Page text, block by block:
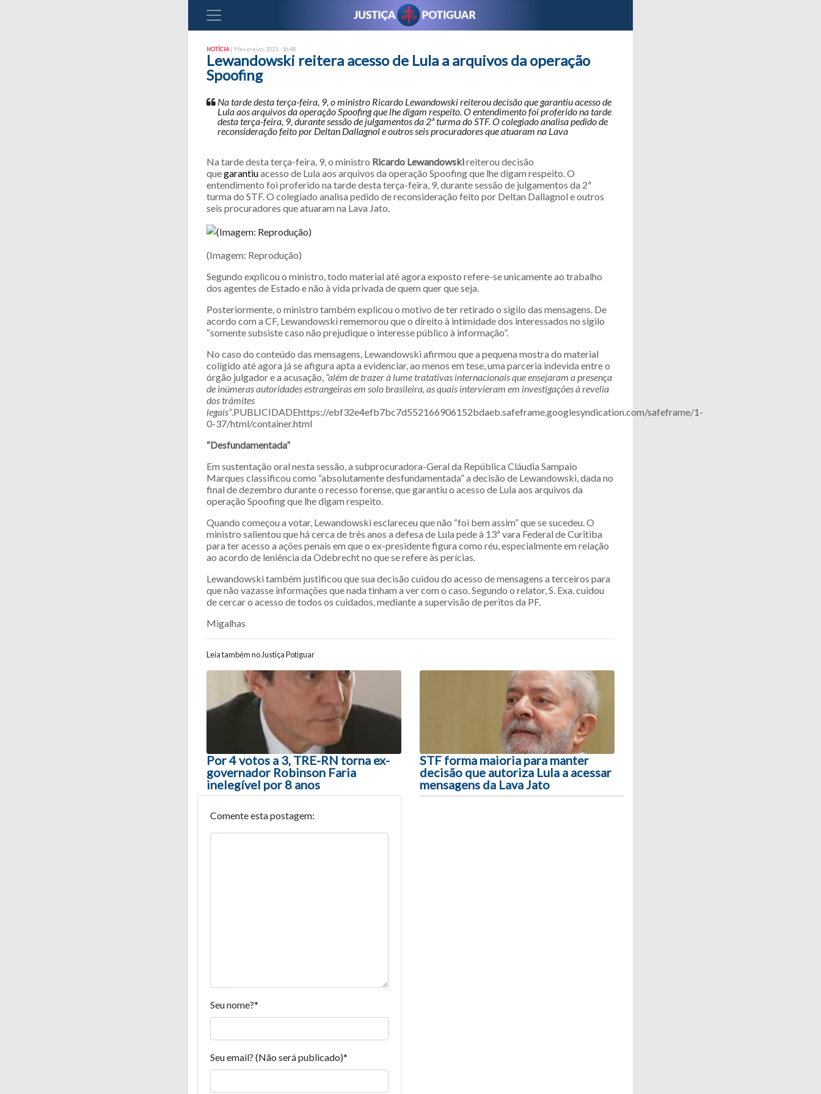
NOTÍCIA | 9 fevereiro, 2021 - 16:48
Lewandowski reitera acesso de Lula a arquivos da operação
Spoofing
Na tarde desta terça-feira, 9, o ministro Ricardo Lewandowski reiterou decisão que garantiu acesso de
Lula aos arquivos da operação Spoofing que lhe digam respeito. O entendimento foi proferido na tarde
desta terça-feira, 9, durante sessão de julgamentos da 2ª turma do STF. O colegiado analisa pedido de
reconsideração feito por Deltan Dallagnol e outros seis procuradores que atuaram na Lava
Na tarde desta terça-feira, 9, o ministro Ricardo Lewandowskireiterou decisão
quegarantiuacesso de Lula aos arquivos da operação Spoofing que lhe digam respeito. O
entendimento foi proferido na tarde desta terça-feira, 9, durante sessão de julgamentos da 2ª
turma do STF. O colegiado analisa pedido de reconsideração feito por Deltan Dallagnol e outros
seis procuradores que atuaram na Lava Jato.
(Imagem: Reprodução)
Segundo explicou o ministro, todo material até agora exposto refere-se unicamente ao trabalho
dos agentes de Estado e não à vida privada de quem quer que seja.
Posteriormente, o ministro também explicou o motivo de ter retirado o sigilo das mensagens. De
acordo com a CF, Lewandowski rememorou que o direito à intimidade dos interessados no sigilo
“somente subsiste caso não prejudique o interesse público à informação”.
No caso do conteúdo das mensagens, Lewandowski afirmou que a pequena mostra do material
coligido até agora já se afigura apta a evidenciar, ao menos em tese, uma parceria indevida entre o
órgão julgador e a acusação, “além de trazer à lume tratativas internacionais que ensejaram a presença
de inúmeras autoridades estrangeiras em solo brasileira, as quais intervieram em investigações à revelia
dos trâmites
legais”.PUBLICIDADEhttps://ebf32e4efb7bc7d552166906152bdaeb.safeframe.googlesyndication.com/safeframe/1-
0-37/html/container.html
“Desfundamentada”
Em sustentação oral nesta sessão, a subprocuradora-Geral da República Cláudia Sampaio
Marques classificou como “absolutamente desfundamentada” a decisão de Lewandowski, dada no
final de dezembro durante o recesso forense, que garantiu o acesso de Lula aos arquivos da
operação Spoofing que lhe digam respeito.
Quando começou a votar, Lewandowski esclareceu que não “foi bem assim” que se sucedeu. O
ministro salientou que há cerca de três anos a defesa de Lula pede à 13ª vara Federal de Curitiba
para ter acesso a ações penais em que o ex-presidente figura como réu, especialmente em relação
ao acordo de leniência da Odebrecht no que se refere às perícias.
Lewandowski também justificou que sua decisão cuidou do acesso de mensagens a terceiros para
que não vazasse informações que nada tinham a ver com o caso. Segundo o relator, S. Exa. cuidou
de cercar o acesso de todos os cuidados, mediante a supervisão de peritos da PF.
Migalhas
Leia também no Justiça Potiguar
Navegação entre posts
Por 4 votos a 3, TRE-RN torna ex-
governador Robinson Faria
inelegível por 8 anos
STF forma maioria para manter
decisão que autoriza Lula a acessar
mensagens da Lava Jato
Comente esta postagem:
Seu nome?*
Seu email? (Não será publicado)*